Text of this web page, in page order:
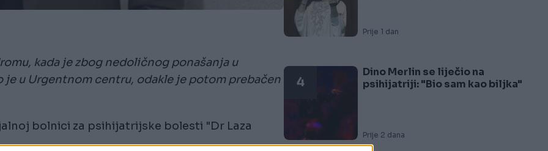
kada je zbog nedoličnog ponašanja u
u Urgentnom centru, odakle je potom prebačen
bolnici za psihijatrijske bolesti "Dr Laza
Prije 1 dan
4
Dino Merlin se liječio na
psihijatriji: "Bio sam kao biljka"
Prije 2 dana